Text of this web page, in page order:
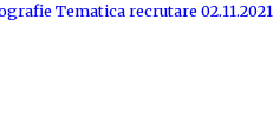
Tematica recrutare 02.11.2021